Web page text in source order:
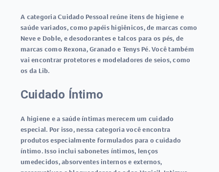
A categoria Cuidado Pessoal reúne itens de higiene e
saúde variados, como papéis higiênicos, de marcas como
Neve e Doble, e desodorantes e talcos para os pés, de
marcas como Rexona, Granado e Tenys Pé. Você também
vai encontrar protetores e modeladores de seios, como
os da Lib.
Cuidado Íntimo
A higiene e a saúde íntimas merecem um cuidado
especial. Por isso, nessa categoria você encontra
produtos especialmente formulados para o cuidado
íntimo. Isso inclui sabonetes íntimos, lenços
umedecidos, absorventes internos e externos,